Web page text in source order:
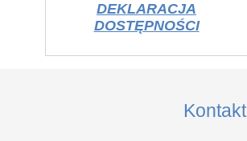
DEKLARACJA
DOSTĘPNOŚCI
Kontakt